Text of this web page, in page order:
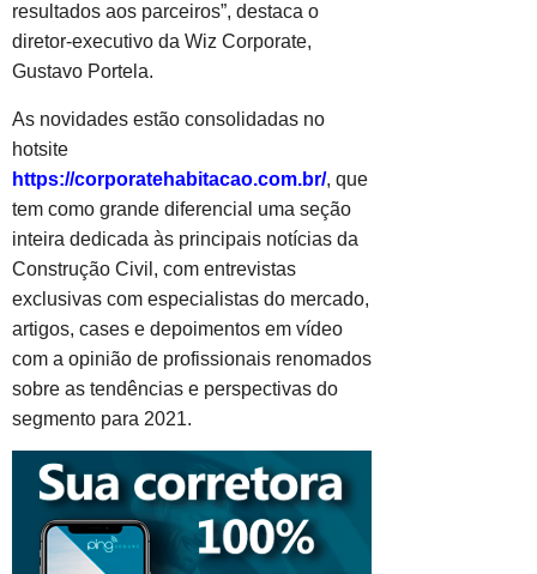
resultados aos parceiros”, destaca o
diretor-executivo da Wiz Corporate,
Gustavo Portela.
As novidades estão consolidadas no
hotsite
https://corporatehabitacao.com.br/, que
tem como grande diferencial uma seção
inteira dedicada às principais notícias da
Construção Civil, com entrevistas
exclusivas com especialistas do mercado,
artigos, cases e depoimentos em vídeo
com a opinião de profissionais renomados
sobre as tendências e perspectivas do
segmento para 2021.